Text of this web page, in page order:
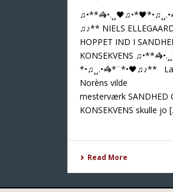
♫♪** NIELS
HOPPET IND I
KONSEKVENS
*•♫¸¸.•🦓*¨*•🖤♫♪**
Norèns vilde
mesterværk SANDHED
KONSEKVENS skulle jo
Read More